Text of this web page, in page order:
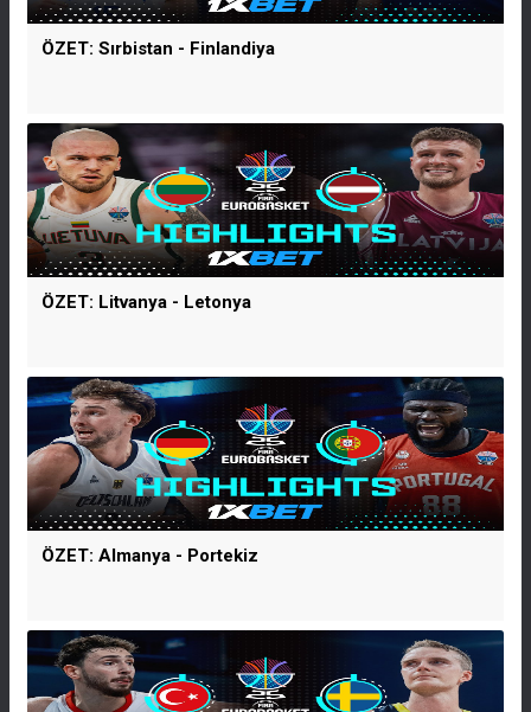
ÖZET: Sırbistan - Finlandiya
ÖZET: Litvanya - Letonya
ÖZET: Almanya - Portekiz